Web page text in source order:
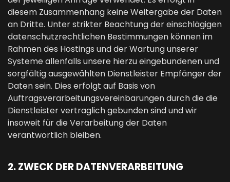
diesem Zusammenhang keine Weitergabe der Daten
an Dritte. Unter strikter Beachtung der einschlägigen
datenschutzrechtlichen Bestimmungen können im
Rahmen des Hostings und der Wartung unserer
Systeme allenfalls unsere hierzu eingebundenen und
sorgfältig ausgewählten Dienstleister Empfänger der
Daten sein. Dies erfolgt auf Basis von
Auftragsverarbeitungsvereinbarungen durch die die
Dienstleister vertraglich gebunden sind und wir
insoweit für die Verarbeitung der Daten
verantwortlich bleiben.
2. ZWECK DER DATENVERARBEITUNG